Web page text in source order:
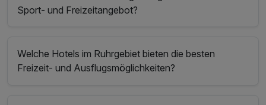
Sport- und Freizeitangebot?
Welche Hotels im Ruhrgebiet bieten die besten
Freizeit- und Ausflugsmöglichkeiten?